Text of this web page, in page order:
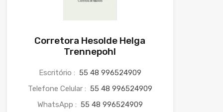
Corretora Hesolde Helga
Trennepohl
Escritório : 55 48 996524909
Telefone Celular : 55 48 996524909
WhatsApp : 55 48 996524909